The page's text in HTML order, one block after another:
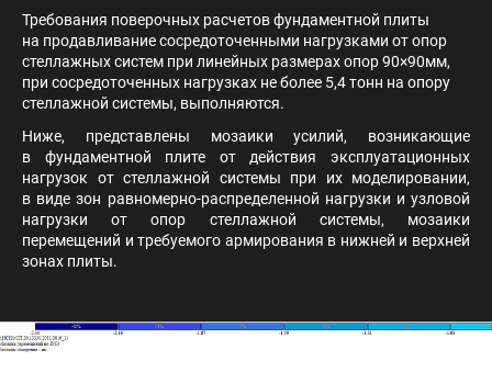
Требования поверочных расчетов фундаментной плиты
на продавливание сосредоточенными нагрузками от опор
стеллажных систем при линейных размерах опор 90×90мм,
при сосредоточенных нагрузках не более 5,4 тонн на опору
стеллажной системы, выполняются.
Ниже, представлены мозаики усилий, возникающие
в фундаментной плите от действия эксплуатационных
нагрузок от стеллажной системы при их моделировании,
в виде зон равномерно-распределенной нагрузки и узловой
нагрузки от опор стеллажной системы, мозаики
перемещений и требуемого армирования в нижней и верхней
зонах плиты.